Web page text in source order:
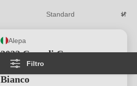
Filtro
Alepa
2022 Casa di Campagna
Terre del Volturno IGP
Bianco